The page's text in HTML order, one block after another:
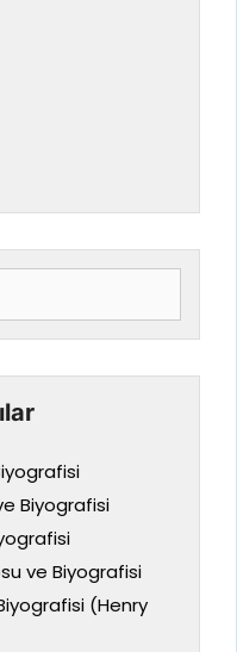
Biyografisi
ve Biyografisi
(Henry